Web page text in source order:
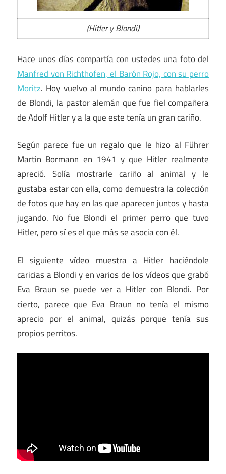
(Hitler y Blondi)
Hace unos días compartía con ustedes una foto del
Manfred von Richthofen, el Barón Rojo, con su perro
Moritz. Hoy vuelvo al mundo canino para hablarles
de Blondi, la pastor alemán que fue fiel compañera
de Adolf Hitler y a la que este tenía un gran cariño.
Según parece fue un regalo que le hizo al Führer
Martin Bormann en 1941 y que Hitler realmente
apreció. Solía mostrarle cariño al animal y le
gustaba estar con ella, como demuestra la colección
de fotos que hay en las que aparecen juntos y hasta
jugando. No fue Blondi el primer perro que tuvo
Hitler, pero sí es el que más se asocia con él.
El siguiente vídeo muestra a Hitler haciéndole
caricias a Blondi y en varios de los vídeos que grabó
Eva Braun se puede ver a Hitler con Blondi. Por
cierto, parece que Eva Braun no tenía el mismo
aprecio por el animal, quizás porque tenía sus
propios perritos.